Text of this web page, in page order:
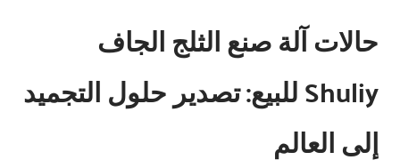
حالات آلة صنع الثلج الجاف
Shuliy للبيع: تصدير حلول التجميد
إلى العالم